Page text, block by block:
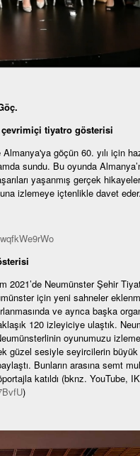
çevrimiçi tiyatro gösterisi
göçün 60. yılı için
sundu. Bu oyunda
yaşanmış gerçek
izlemeye içtenlikle davet eder.
Neumünster Şehir
için yeni sahneler
ve ayrıca başka
120 izleyiciye ulaştık.
oyunumuzu
güzel sesiyle seyircilerin büyük
Bunların arasına semt
katıldı (bknz. YouTube,
)